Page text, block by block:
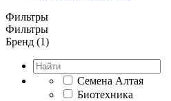
Фильтры
Фильтры
Бренд (1)
Семена Алтая
Биотехника